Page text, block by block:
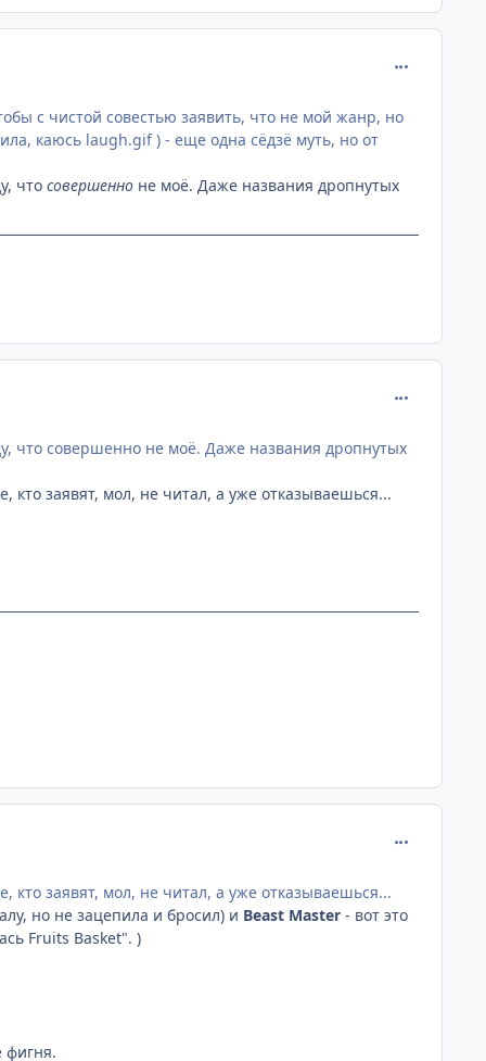
с чистой совестью заявить, что не мой жанр, но
каюсь laugh.gif ) - еще одна сёдзё муть, но от
что совершенно не моё. Даже названия дропнутых
что совершенно не моё. Даже названия дропнутых
кто заявят, мол, не читал, а уже отказываешься...
кто заявят, мол, не читал, а уже отказываешься...
но не зацепила и бросил) и Beast Master - вот это
Fruits Basket". )
фигня.